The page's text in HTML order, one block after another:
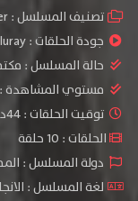
تصنيف المسلسل :
جودة الحلقات :
حالة المسلسل :
مستوي المشاهدة :
توقيت الحلقات : 44د
الحلقات : 10 حلقة
دولة المسلسل :
لغة المسلسل :